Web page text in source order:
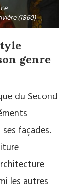
(1860)
genre
du Second
façades.
les autres